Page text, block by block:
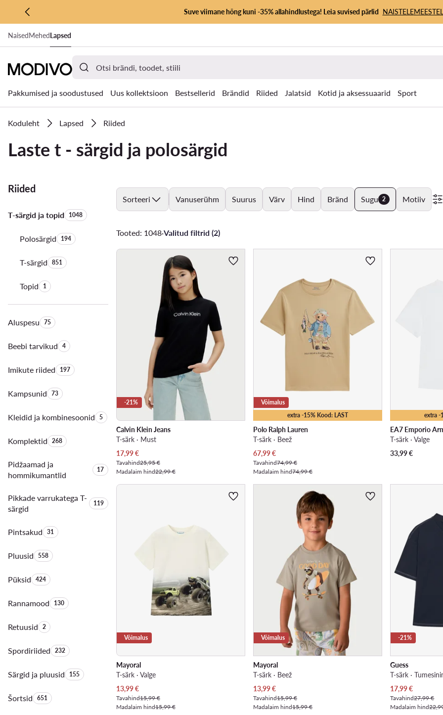
LIIGU PÕHISISU JUURDE
MINE OTSINGUSSE
Suve viimane hõng kuni -35% allahindlustega! Leia suvised pärlid NAISTELE
NaisedMehedLapsed
Pakkumised ja soodustused Uus kollektsioon Bestsellerid Brändid Riided Jalatsid Kotid ja aksessuaarid Sport
Koduleht Lapsed Riided
Laste t - särgid ja polosärgid
Riided
T-särgid ja topidToodete arv:
1048
PolosärgidToodete arv:
194
T-särgidToodete arv:
851
TopidToodete arv:
1
AluspesuToodete arv:
75
Beebi tarvikudToodete arv:
4
Imikute riidedToodete arv:
197
KampsunidToodete arv:
73
Kleidid ja kombinesoonidToodete arv:
5
KomplektidToodete arv:
268
Pidžaamad ja
hommikumantlid
Toodete arv:
17
Pikkade varrukatega T-
särgid
Toodete arv:
119
PintsakudToodete arv:
31
PluusidToodete arv:
558
PüksidToodete arv:
424
RannamoodToodete arv:
130
RetuusidToodete arv:
2
SpordiriidedToodete arv:
232
Särgid ja pluusidToodete arv:
155
ŠortsidToodete arv:
651
Sorteeri Vanuserühm Suurus Värv Hind Bränd Sugu 2 Motiiv
Tooted: 1048·Valitud filtrid (2)
-21%
Calvin Klein Jeans
T-särk · Must
Praegune hind
17,99€
Tavahind25,95 €
Madalaim hind22,99 €
extra -15% Kood: LAST
Võimalus
Polo Ralph Lauren
T-särk · Beež
Praegune hind
67,99€
Tavahind74,99 €
Madalaim hind74,99 €
extra -
EA7 Emporio
T-särk · Valge
33,99€
Võimalus
Mayoral
T-särk · Valge
Praegune hind
13,99€
Tavahind15,99 €
Madalaim hind15,99 €
Võimalus
Mayoral
T-särk · Beež
Praegune hind
13,99€
Tavahind15,99 €
Madalaim hind15,99 €
-21%
Guess
T-särk ·
Praegune hind
17,99€
Tavahind27,99 €
Madalaim hind